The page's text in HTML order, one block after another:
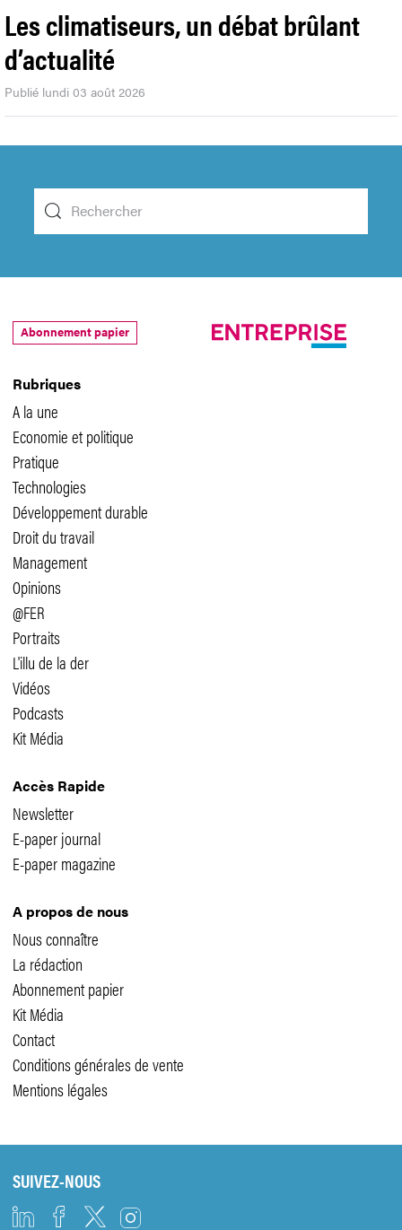
Les climatiseurs, un débat brûlant
d’actualité
Publié lundi 03 août 2026
Rubriques
A la une
Economie et politique
Pratique
Technologies
Développement durable
Droit du travail
Management
Opinions
@FER
Portraits
L'illu de la der
Vidéos
Podcasts
Kit Média
Accès Rapide
Newsletter
E-paper journal
E-paper magazine
A propos de nous
Nous connaître
La rédaction
Abonnement papier
Kit Média
Contact
Conditions générales de vente
Mentions légales
Abonnement papier
SUIVEZ-NOUS